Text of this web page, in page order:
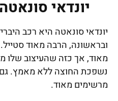
יונדאי סונאטה
יונדאי סונאטה היא רכב
ובראשונה, הרבה מאוד
מאוד, אך כזה שהעיצוב שלו
נשפכת החוצה ללא מאמץ.
מרשימים מאוד.